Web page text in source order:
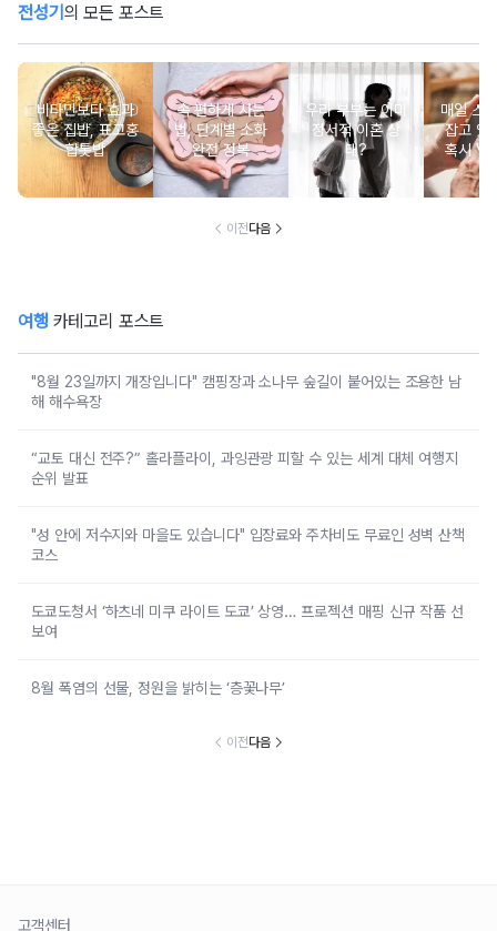
전성기 의 모든 포스트
비타민보다 효과
좋은 집밥, 표고홍
합톳밥
속 편하게 사는
법, 단계별 소화
완전 정복
우리 부부는 이미
정서적 이혼 상
태?
매일 스
잡고 있
혹시
이전다음
여행 카테고리 포스트
"8월 23일까지 개장입니다" 캠핑장과 소나무 숲길이 붙어있는 조용한 남
해 해수욕장
“교토 대신 전주?” 홀라플라이, 과잉관광 피할 수 있는 세계 대체 여행지
순위 발표
"성 안에 저수지와 마을도 있습니다" 입장료와 주차비도 무료인 성벽 산책
코스
도쿄도청서 ‘하츠네 미쿠 라이트 도쿄’ 상영… 프로젝션 매핑 신규 작품 선
보여
8월 폭염의 선물, 정원을 밝히는 ‘층꽃나무’
이전다음
고객센터